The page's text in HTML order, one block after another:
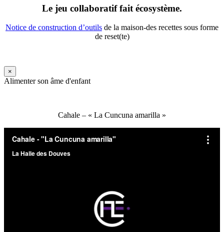
Le jeu collaboratif fait écosystème.
Notice de construction d’outils de la maison-des recettes sous forme
de reset(te)
×
Alimenter son âme d'enfant
Cahale – « La Cuncuna amarilla »